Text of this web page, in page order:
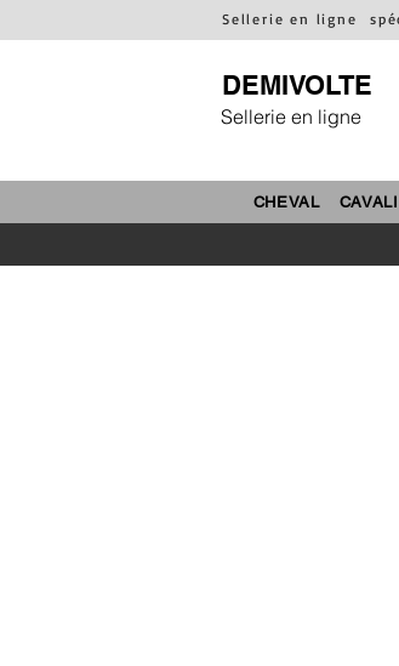
Sellerie en ligne
DEMIVOLTE
Sellerie en ligne
CHEVAL